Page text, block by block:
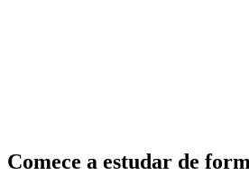
Comece a estudar de